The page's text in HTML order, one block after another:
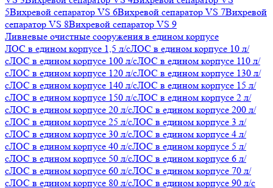
5Вихревой сепаратор VS 6Вихревой сепаратор VS 7Вихревой
сепаратор VS 8Вихревой сепаратор VS 9
Ливневые очистные сооружения в едином корпусе
ЛОС в едином корпусе 1,5 л/сЛОС в едином корпусе 10 л/
сЛОС в едином корпусе 100 л/сЛОС в едином корпусе 110 л/
сЛОС в едином корпусе 120 л/сЛОС в едином корпусе 130 л/
сЛОС в едином корпусе 140 л/сЛОС в едином корпусе 15 л/
сЛОС в едином корпусе 150 л/сЛОС в едином корпусе 2 л/
сЛОС в едином корпусе 20 л/сЛОС в едином корпусе 200 л/
сЛОС в едином корпусе 25 л/сЛОС в едином корпусе 3 л/
сЛОС в едином корпусе 30 л/сЛОС в едином корпусе 4 л/
сЛОС в едином корпусе 40 л/сЛОС в едином корпусе 5 л/
сЛОС в едином корпусе 50 л/сЛОС в едином корпусе 6 л/
сЛОС в едином корпусе 60 л/сЛОС в едином корпусе 70 л/
сЛОС в едином корпусе 80 л/сЛОС в едином корпусе 90 л/с